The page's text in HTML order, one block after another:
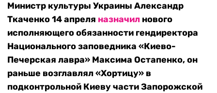
Министр культуры Украины Александр
Ткаченко 14 апреля назначил нового
исполняющего обязанности гендиректора
Национального заповедника «Киево-
Печерская лавра» Максима Остапенко, он
раньше возглавлял «Хортицу» в
подконтрольной Киеву части Запорожской